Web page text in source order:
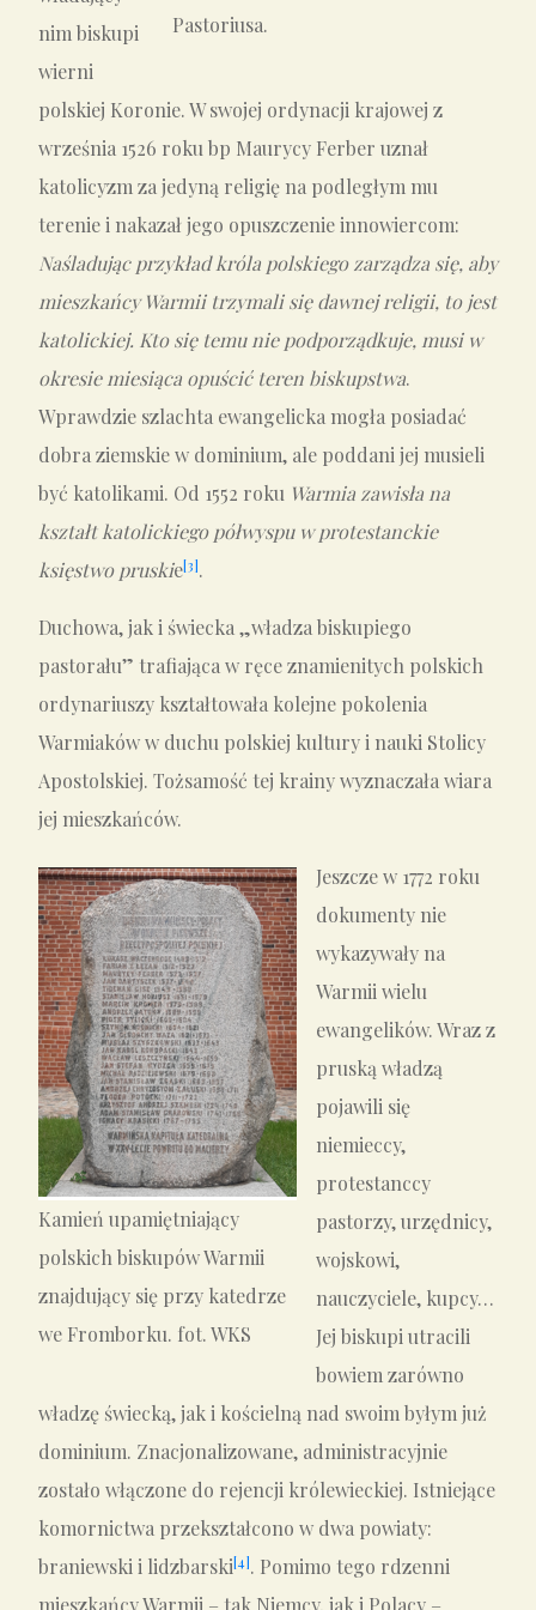
Pastoriusa.
nim biskupi
wierni
polskiej Koronie. W swojej ordynacji krajowej z
września 1526 roku bp Maurycy Ferber uznał
katolicyzm za jedyną religię na podległym mu
terenie i nakazał jego opuszczenie innowiercom:
Naśladując przykład króla polskiego zarządza się, aby
mieszkańcy Warmii trzymali się dawnej religii, to jest
katolickiej. Kto się temu nie podporządkuje, musi w
okresie miesiąca opuścić teren biskupstwa.
Wprawdzie szlachta ewangelicka mogła posiadać
dobra ziemskie w dominium, ale poddani jej musieli
być katolikami. Od 1552 roku Warmia zawisła na
kształt katolickiego półwyspu w protestanckie
księstwo pruskie[3].
Duchowa, jak i świecka „władza biskupiego
pastorału” trafiająca w ręce znamienitych polskich
ordynariuszy kształtowała kolejne pokolenia
Warmiaków w duchu polskiej kultury i nauki Stolicy
Apostolskiej. Tożsamość tej krainy wyznaczała wiara
jej mieszkańców.
Kamień upamiętniający
polskich biskupów Warmii
znajdujący się przy katedrze
we Fromborku. fot. WKS
Jeszcze w 1772 roku
dokumenty nie
wykazywały na
Warmii wielu
ewangelików. Wraz z
pruską władzą
pojawili się
niemieccy,
protestanccy
pastorzy, urzędnicy,
wojskowi,
nauczyciele, kupcy…
Jej biskupi utracili
bowiem zarówno
władzę świecką, jak i kościelną nad swoim byłym już
dominium. Znacjonalizowane, administracyjnie
zostało włączone do rejencji królewieckiej. Istniejące
komornictwa przekształcono w dwa powiaty:
braniewski i lidzbarski[4]. Pomimo tego rdzenni
mieszkańcy Warmii – tak Niemcy, jak i Polacy –